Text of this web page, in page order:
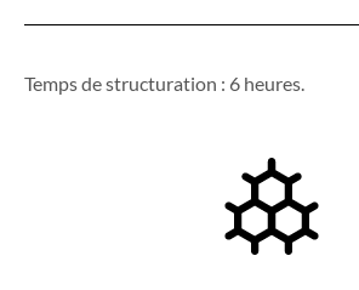
Temps de structuration : 6 heures.